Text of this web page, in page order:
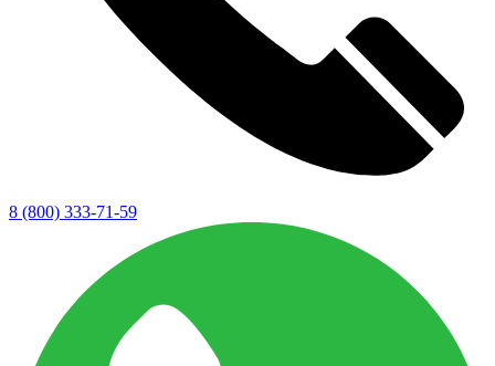
8 (800) 333-71-59